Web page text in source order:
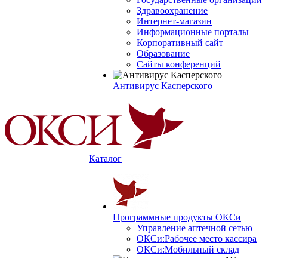
Здравоохранение
Интернет-магазин
Информационные порталы
Корпоративный сайт
Образование
Сайты конференций
Антивирус Касперского
Каталог
Программные продукты ОКСи
Управление аптечной сетью
ОКСи:Рабочее место кассира
ОКСи:Мобильный склад